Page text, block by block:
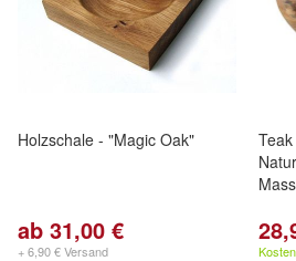
Holzschale - "Magic Oak"
ab 31,00 €
+ 6,90 € Versand